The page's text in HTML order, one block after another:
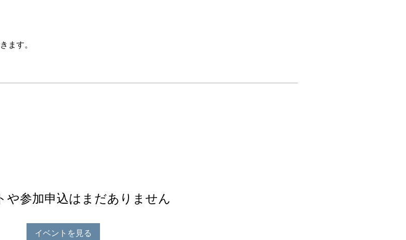
ます。
や参加申込はまだありません
イベントを見る